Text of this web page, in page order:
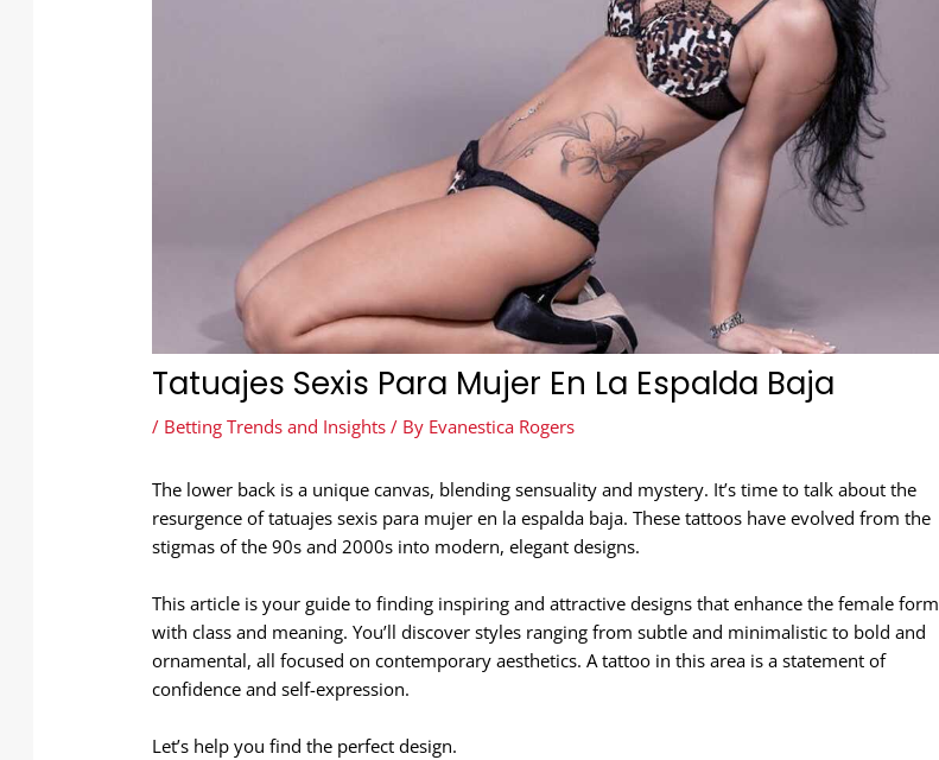
Tatuajes Sexis Para Mujer En La Espalda Baja
/ Betting Trends and Insights/ By Evanestica Rogers
The lower back is a unique canvas, blending sensuality and mystery. It’s time to talk about the
resurgence of tatuajes sexis para mujer en la espalda baja. These tattoos have evolved from the
stigmas of the 90s and 2000s into modern, elegant designs.
This article is your guide to finding inspiring and attractive designs that enhance the female form
with class and meaning. You’ll discover styles ranging from subtle and minimalistic to bold and
ornamental, all focused on contemporary aesthetics. A tattoo in this area is a statement of
confidence and self-expression.
Let’s help you find the perfect design.